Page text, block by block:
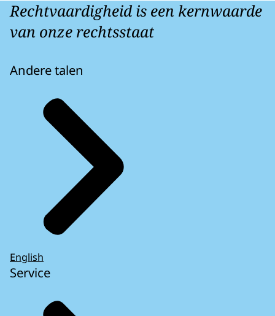
Rechtvaardigheid is een kernwaarde
van onze rechtsstaat
Andere talen
English
Service